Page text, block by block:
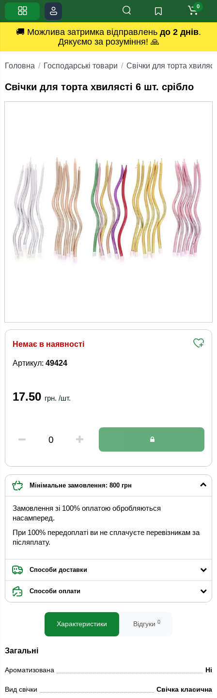
🚚 Можлива затримка відправлень до 2 днів.
Дякуємо за розуміння! 🙏
0
Головна Господарські товари Свічки для торта
Свічки для торта хвилясті 6 шт. срібло
Немає в наявності
Артикул: 49424
17.50 грн. /шт.
Мінімальне замовлення: 800 грн
Замовлення зі 100% оплатою обробляються
насамперед.
При 100% передоплаті ви не сплачуєте перевізникам за
післяплату.
Способи доставки
Способи оплати
Характеристики Відгуки 0
Загальні
Ароматизована Ні
Вид свічки Свічка класична